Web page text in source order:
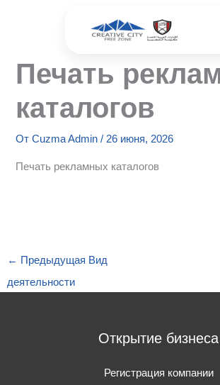
Печать
каталогов
ОтCuzma Admin/ 26 июня, 2026
Печать рекламных каталогов
← Предыдущая Вид
деятельности
Открытие бизнеса
Регистрация компании